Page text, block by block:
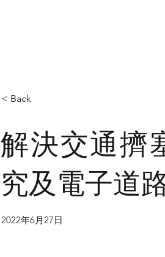
< Back
解決交通
究及電子道
2022年6月27日